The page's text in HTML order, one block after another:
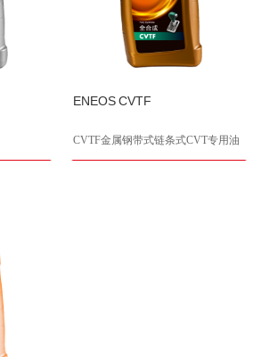
ENEOS CVTF
CVTF金属钢带式链条式CVT专用油